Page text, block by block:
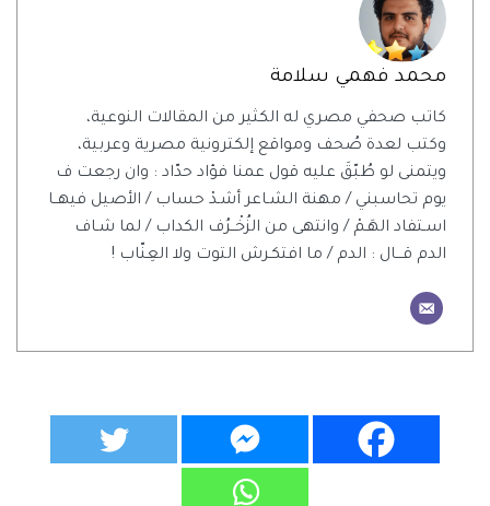
محمد فهمي سلامة
كاتب صحفي مصري له الكثير من المقالات النوعية،
وكتب لعدة صُحف ومواقع إلكترونية مصرية وعربية،
ويتمنى لو طُبّقَ عليه قول عمنا فؤاد حدّاد : وان رجعت ف
يوم تحاسبني / مهنة الشـاعر أشـدْ حساب / الأصيل فيهــا
اسـتفاد الهَـمْ / وانتهى من الزُخْــرُف الكداب / لما شـاف
الدم قـــال : الدم / ما افتكـرش التوت ولا العِنّاب !